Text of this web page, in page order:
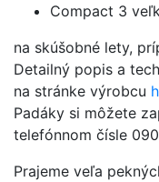
Compact 3
na skúšobné lety,
Detailný popis a
na stránke výrobcu
Padáky si môžete
telefónnom čísle
Prajeme veľa